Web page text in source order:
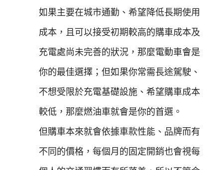
如果主要在城市通勤、希望降低長期使用
成本，且可以接受初期較高的購車成本及
充電處尚未完善的狀況，那麼電動車會是
你的最佳選擇；但如果你常需長途駕駛、
不想受限於充電基礎設施、希望購車成本
較低，那麼燃油車就會是你的首選。
但購車本來就會依據車款性能、品牌而有
不同的價格，每個月的固定開銷也會視每